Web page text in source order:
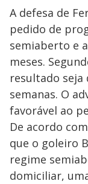
A defesa de
pedido de
semiaberto e
meses.
resultado seja
semanas. O
favorável ao
De acordo
que o goleiro
regime
domiciliar,